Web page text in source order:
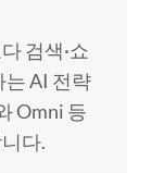
검색·쇼
는 AI 전략
Omni 등
다.